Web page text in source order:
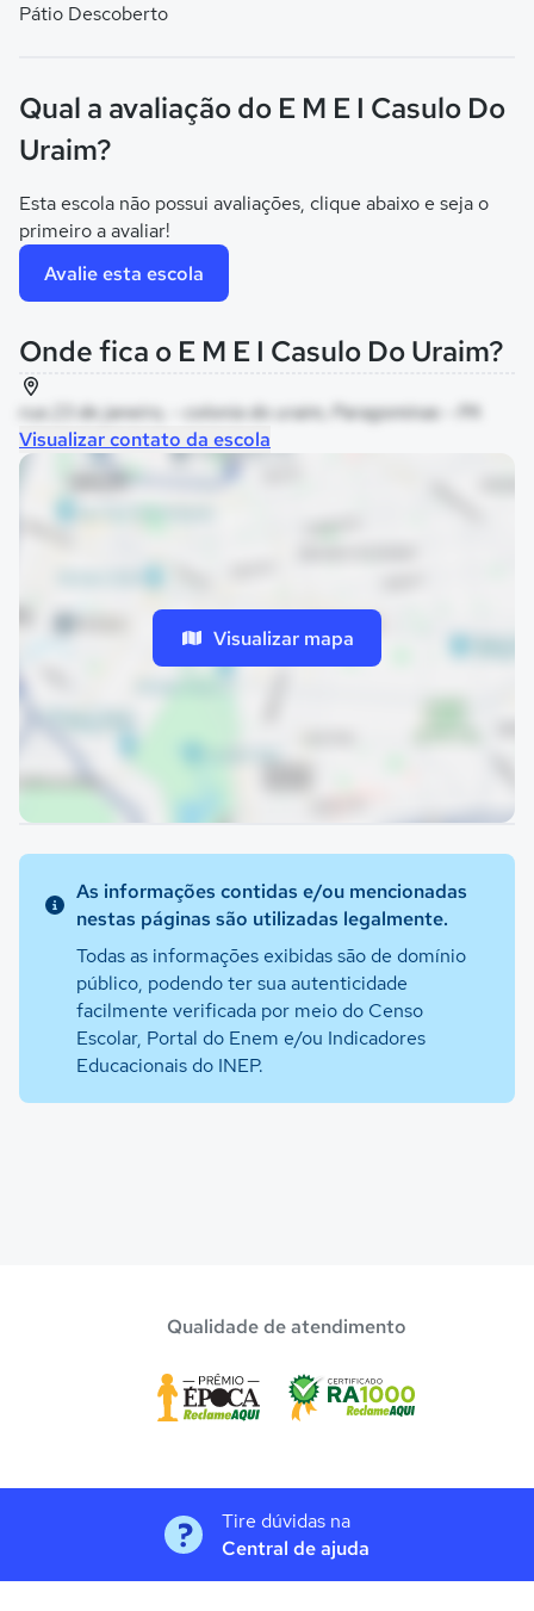
Pátio Descoberto
Qual a avaliação do E M E I Casulo Do
Uraim?
Esta escola não possui avaliações, clique abaixo e seja o
primeiro a avaliar!
Avalie esta escola
Onde fica o E M E I Casulo Do Uraim?
rua 23 de janeiro, - colonia do uraim, Paragominas - PA
Visualizar contato da escola
Visualizar mapa
As informações contidas e/ou mencionadas
nestas páginas são utilizadas legalmente.
Todas as informações exibidas são de domínio
público, podendo ter sua autenticidade
facilmente verificada por meio do Censo
Escolar, Portal do Enem e/ou Indicadores
Educacionais do INEP.
Qualidade de atendimento
Tire dúvidas na
Central de ajuda